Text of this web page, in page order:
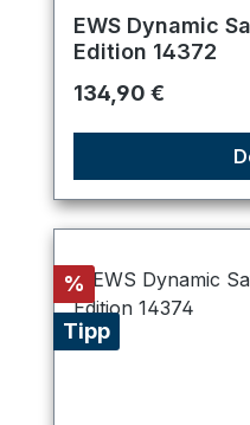
Durchschnittliche
EWS Dynamic
Edition 14372
Regulärer Preis:
134,90 €
Rabatt
%
Tipp